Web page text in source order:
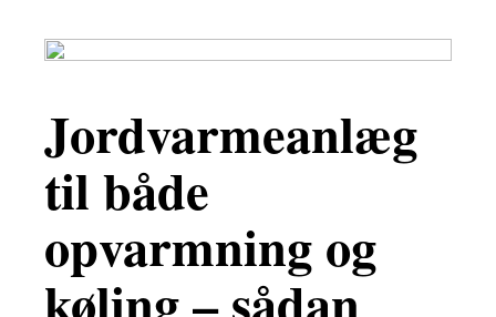
Jordvarmeanlæg
til både
opvarmning og